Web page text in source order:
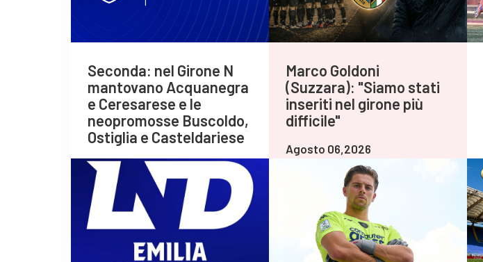
Seconda: nel Girone N
mantovano Acquanegra
e Ceresarese e le
neopromosse Buscoldo,
Ostiglia e Casteldariese
Agosto 06,2026
Marco Goldoni
(Suzzara): "Siamo stati
inseriti nel girone più
difficile"
Agosto 06,2026